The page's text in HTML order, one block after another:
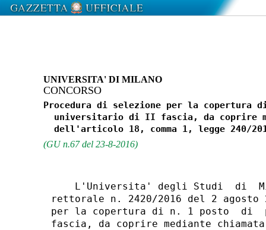
UNIVERSITA' DI MILANO
CONCORSO
Procedura di selezione per la copertura
universitario di II fascia, da coprire
(GU n.67 del 23-8-2016)
L'Universita' degli Studi  di
rettorale n. 2420/2016 del 2 agosto
per la copertura di n. 1 posto  di
fascia, da coprire mediante